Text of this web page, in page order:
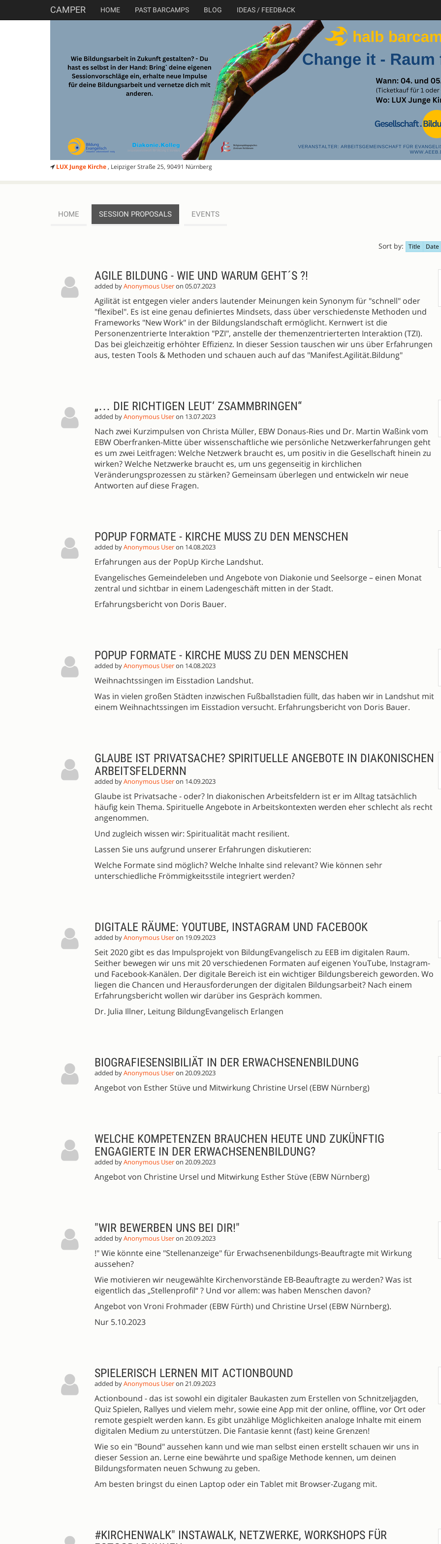
CAMPER HOME PAST BARCAMPS BLOG IDEAS / FEEDBACK
LUX Junge Kirche, Leipziger Straße 25, 90491 Nürnberg
HOME SESSION PROPOSALS EVENTS
Sort by: Title Date
AGILE BILDUNG - WIE UND WARUM GEHT´S ?!
added byAnonymous Useron 05.07.2023
Agilität ist entgegen vieler anders lautender Meinungen kein Synonym für "schnell" oder
"flexibel". Es ist eine genau definiertes Mindsets, dass über verschiedenste Methoden und
Frameworks "New Work" in der Bildungslandschaft ermöglicht. Kernwert ist die
Personenzentrierte Interaktion "PZI", anstelle der themenzentrierterten Interaktion (TZI).
Das bei gleichzeitig erhöhter Effizienz. In dieser Session tauschen wir uns über Erfahrungen
aus, testen Tools & Methoden und schauen auch auf das "Manifest.Agilität.Bildung"
„… DIE RICHTIGEN LEUT‘ ZSAMMBRINGEN“
added byAnonymous Useron 13.07.2023
Nach zwei Kurzimpulsen von Christa Müller, EBW Donaus-Ries und Dr. Martin Waßink vom
EBW Oberfranken-Mitte über wissenschaftliche wie persönliche Netzwerkerfahrungen geht
es um zwei Leitfragen: Welche Netzwerk braucht es, um positiv in die Gesellschaft hinein zu
wirken? Welche Netzwerke braucht es, um uns gegenseitig in kirchlichen
Veränderungsprozessen zu stärken? Gemeinsam überlegen und entwickeln wir neue
Antworten auf diese Fragen.
POPUP FORMATE - KIRCHE MUSS ZU DEN MENSCHEN
added byAnonymous Useron 14.08.2023
Erfahrungen aus der PopUp Kirche Landshut.
Evangelisches Gemeindeleben und Angebote von Diakonie und Seelsorge – einen Monat
zentral und sichtbar in einem Ladengeschäft mitten in der Stadt.
Erfahrungsbericht von Doris Bauer.
POPUP FORMATE - KIRCHE MUSS ZU DEN MENSCHEN
added byAnonymous Useron 14.08.2023
Weihnachtssingen im Eisstadion Landshut.
Was in vielen großen Städten inzwischen Fußballstadien füllt, das haben wir in Landshut mit
einem Weihnachtssingen im Eisstadion versucht. Erfahrungsbericht von Doris Bauer.
GLAUBE IST PRIVATSACHE? SPIRITUELLE ANGEBOTE IN DIAKONISCHEN
ARBEITSFELDERNN
added byAnonymous Useron 14.09.2023
Glaube ist Privatsache - oder? In diakonischen Arbeitsfeldern ist er im Alltag tatsächlich
häufig kein Thema. Spirituelle Angebote in Arbeitskontexten werden eher schlecht als recht
angenommen.
Und zugleich wissen wir: Spiritualität macht resilient.
Lassen Sie uns aufgrund unserer Erfahrungen diskutieren:
Welche Formate sind möglich? Welche Inhalte sind relevant? Wie können sehr
unterschiedliche Frömmigkeitsstile integriert werden?
DIGITALE RÄUME: YOUTUBE, INSTAGRAM UND FACEBOOK
added byAnonymous Useron 19.09.2023
Seit 2020 gibt es das Impulsprojekt von BildungEvangelisch zu EEB im digitalen Raum.
Seither bewegen wir uns mit 20 verschiedenen Formaten auf eigenen YouTube, Instagram-
und Facebook-Kanälen. Der digitale Bereich ist ein wichtiger Bildungsbereich geworden. Wo
liegen die Chancen und Herausforderungen der digitalen Bildungsarbeit? Nach einem
Erfahrungsbericht wollen wir darüber ins Gespräch kommen.
Dr. Julia Illner, Leitung BildungEvangelisch Erlangen
BIOGRAFIESENSIBILIÄT IN DER ERWACHSENENBILDUNG
added byAnonymous Useron 20.09.2023
Angebot von Esther Stüve und Mitwirkung Christine Ursel (EBW Nürnberg)
WELCHE KOMPETENZEN BRAUCHEN HEUTE UND ZUKÜNFTIG
ENGAGIERTE IN DER ERWACHSENENBILDUNG?
added byAnonymous Useron 20.09.2023
Angebot von Christine Ursel und Mitwirkung Esther Stüve (EBW Nürnberg)
"WIR BEWERBEN UNS BEI DIR!"
added byAnonymous Useron 20.09.2023
!" Wie könnte eine "Stellenanzeige" für Erwachsenenbildungs-Beauftragte mit Wirkung
aussehen?
Wie motivieren wir neugewählte Kirchenvorstände EB-Beauftragte zu werden? Was ist
eigentlich das „Stellenprofil“ ? Und vor allem: was haben Menschen davon?
Angebot von Vroni Frohmader (EBW Fürth) und Christine Ursel (EBW Nürnberg).
Nur 5.10.2023
SPIELERISCH LERNEN MIT ACTIONBOUND
added byAnonymous Useron 21.09.2023
Actionbound - das ist sowohl ein digitaler Baukasten zum Erstellen von Schnitzeljagden,
Quiz Spielen, Rallyes und vielem mehr, sowie eine App mit der online, offline, vor Ort oder
remote gespielt werden kann. Es gibt unzählige Möglichkeiten analoge Inhalte mit einem
digitalen Medium zu unterstützen. Die Fantasie kennt (fast) keine Grenzen!
Wie so ein "Bound" aussehen kann und wie man selbst einen erstellt schauen wir uns in
dieser Session an. Lerne eine bewährte und spaßige Methode kennen, um deinen
Bildungsformaten neuen Schwung zu geben.
Am besten bringst du einen Laptop oder ein Tablet mit Browser-Zugang mit.
#KIRCHENWALK" INSTAWALK, NETZWERKE, WORKSHOPS FÜR